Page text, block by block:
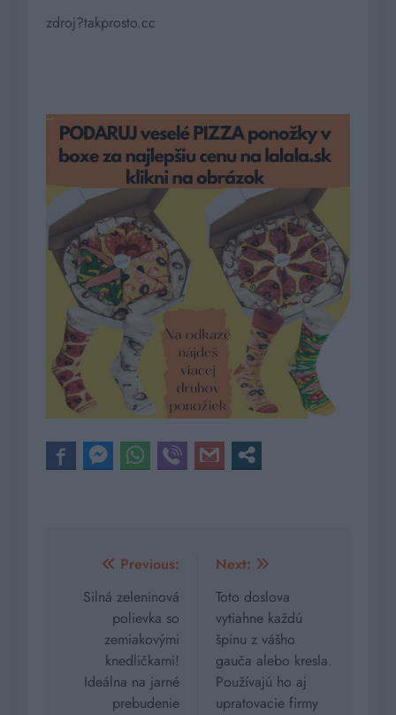
zdroj?takprosto.cc
Navigácia
článku
Previous:
Silná zeleninová
polievka so
zemiakovými
knedličkami!
Ideálna na jarné
prebudenie
Next:
Toto doslova
vytiahne každú
špinu z vášho
gauča alebo kresla.
Používajú ho aj
upratovacie firmy